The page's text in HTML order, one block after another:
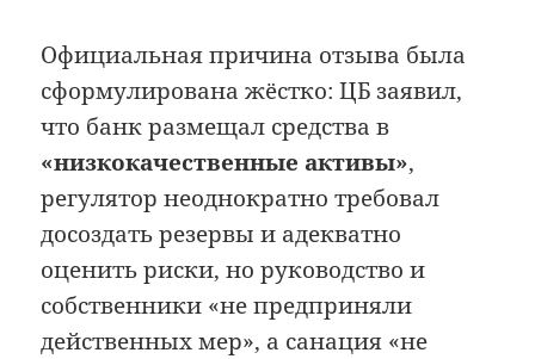
Официальная причина отзыва была
сформулирована жёстко: ЦБ заявил,
что банк размещал средства в
«низкокачественные активы»,
регулятор неоднократно требовал
досоздать резервы и адекватно
оценить риски, но руководство и
собственники «не предприняли
действенных мер», а санация «не